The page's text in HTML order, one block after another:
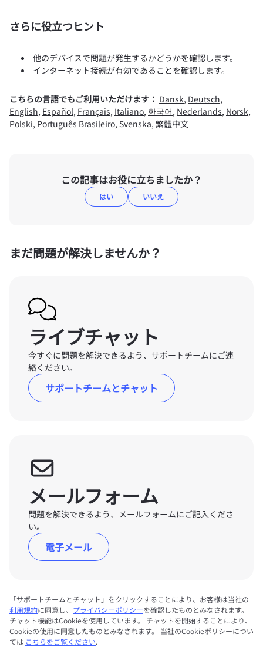
さらに役立つヒント
他のデバイスで問題が発生するかどうかを確認します。
インターネット接続が有効であることを確認します。
こちらの言語でもご利用いただけます： Dansk, Deutsch,
English, Español, Français, Italiano, 한국어, Nederlands, Norsk,
Polski, Português Brasileiro, Svenska, 繁體中文
この記事はお役に立ちましたか？
はい いいえ
まだ問題が解決しませんか？
ライブチャット
今すぐに問題を解決できるよう、サポートチームにご連
絡ください。
サポートチームとチャット
メールフォーム
問題を解決できるよう、メールフォームにご記入くださ
い。
電子メール
「サポートチームとチャット」をクリックすることにより、お客様は当社の
利用規約に同意し、 プライバシーポリシーを確認したものとみなされます。
チャット機能はCookieを使用しています。 チャットを開始することにより、
Cookieの使用に同意したものとみなされます。 当社のCookieポリシーについ
ては こちらをご覧ください.